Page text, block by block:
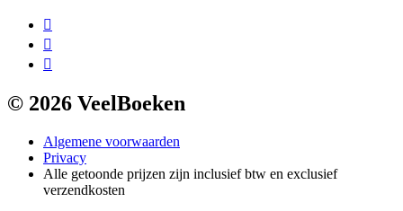
© 2026 VeelBoeken
Algemene voorwaarden
Privacy
Alle getoonde prijzen zijn inclusief btw en exclusief
verzendkosten